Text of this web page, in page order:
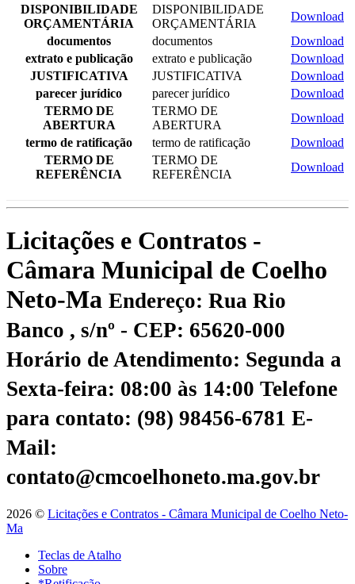
DISPONIBILIDADE
ORÇAMENTÁRIA
DISPONIBILIDADE
ORÇAMENTÁRIA
Download
documentos
documentos
Download
extrato e publicação
extrato e publicação
Download
JUSTIFICATIVA
JUSTIFICATIVA
Download
parecer jurídico
parecer jurídico
Download
TERMO DE
ABERTURA
TERMO DE
ABERTURA
Download
termo de ratificação
termo de ratificação
Download
TERMO DE
REFERÊNCIA
TERMO DE
REFERÊNCIA
Download
Licitações e Contratos -
Câmara Municipal de Coelho
Neto-Ma Endereço: Rua Rio
Banco , s/nº - CEP: 65620-000
Horário de Atendimento: Segunda a
Sexta-feira: 08:00 às 14:00 Telefone
para contato: (98) 98456-6781 E-
Mail:
contato@cmcoelhoneto.ma.gov.br
2026 © Licitações e Contratos - Câmara Municipal de Coelho Neto-
Ma
Teclas de Atalho
Sobre